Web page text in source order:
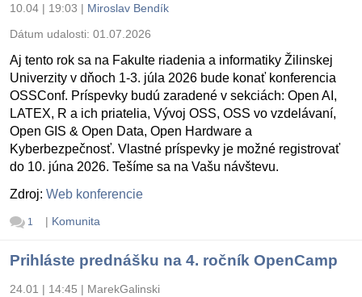
10.04 | 19:03 | Miroslav Bendík
Dátum udalosti: 01.07.2026
Aj tento rok sa na Fakulte riadenia a informatiky Žilinskej
Univerzity v dňoch 1-3. júla 2026 bude konať konferencia
OSSConf. Príspevky budú zaradené v sekciách: Open AI,
LATEX, R a ich priatelia, Vývoj OSS, OSS vo vzdelávaní,
Open GIS & Open Data, Open Hardware a
Kyberbezpečnosť. Vlastné príspevky je možné registrovať
do 10. júna 2026. Tešíme sa na Vašu návštevu.
Zdroj: Web konferencie
1 | Komunita
Prihláste prednášku na 4. ročník OpenCamp
24.01 | 14:45 | MarekGalinski